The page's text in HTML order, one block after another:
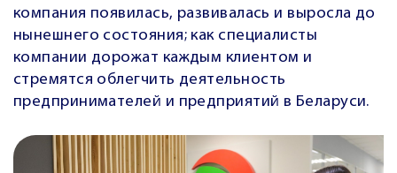
компания появилась, развивалась и выросла до
нынешнего состояния; как специалисты
компании дорожат каждым клиентом и
стремятся облегчить деятельность
предпринимателей и предприятий в Беларуси.